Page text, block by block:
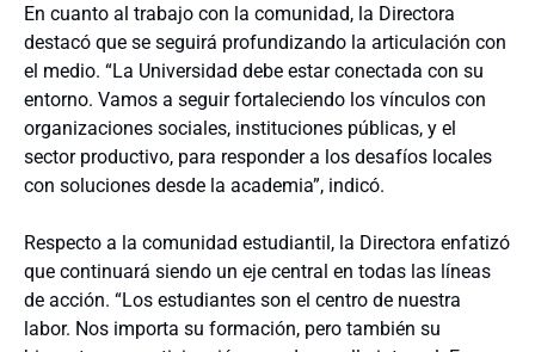
En cuanto al trabajo con la comunidad, la Directora
destacó que se seguirá profundizando la articulación con
el medio. “La Universidad debe estar conectada con su
entorno. Vamos a seguir fortaleciendo los vínculos con
organizaciones sociales, instituciones públicas, y el
sector productivo, para responder a los desafíos locales
con soluciones desde la academia”, indicó.
Respecto a la comunidad estudiantil, la Directora enfatizó
que continuará siendo un eje central en todas las líneas
de acción. “Los estudiantes son el centro de nuestra
labor. Nos importa su formación, pero también su